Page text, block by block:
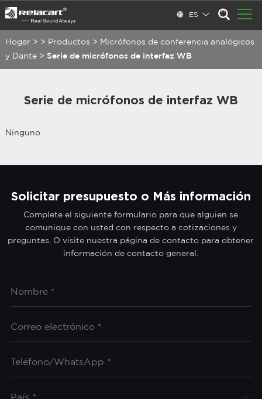
ES
Hogar > > Productos > Micrófonos de conferencia analógicos
y Dante> Serie de micrófonos de interfaz WB
Serie de micrófonos de interfaz WB
Ninguno
Solicitar presupuesto o Más información
Complete el siguiente formulario para que alguien se
comunique con usted con respecto a cotizaciones y
preguntas. O visite nuestra página de contacto para obtener
información de contacto general.